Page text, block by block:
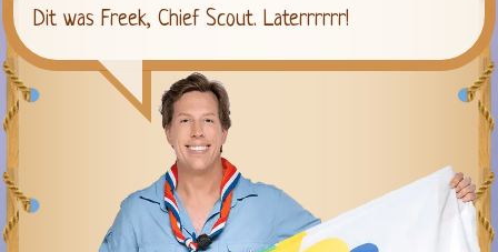
Dit was Freek, Chief Scout. Laterrrrrr!